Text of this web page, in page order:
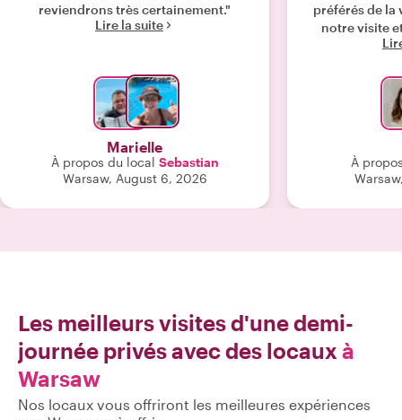
reviendrons très certainement."
Lire la suite
Marielle
À propos du local Sebastian
Warsaw, August 6, 2026
préférés de la
notre visite
ressenti la
gentille,
l'histoire de
résilience, ses
ses nouveaux
défis,
partageons
pour
écouté et nous
ouvert, un
sincère et sa
être
À
Les meilleurs visites d'une demi-
journée privés avec des locaux à
Warsaw
Nos locaux vous offriront les meilleures expériences